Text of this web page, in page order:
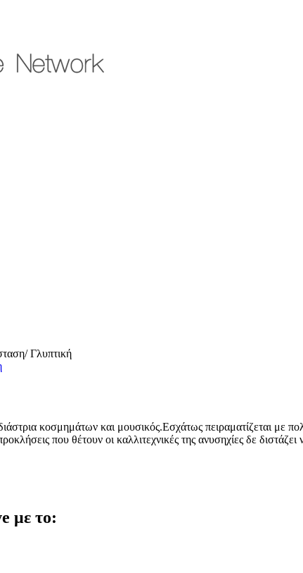
Γλυπτική
κοσμημάτων και μουσικός.Εσχάτως πειραματίζεται με
που θέτουν οι καλλιτεχνικές της ανυσηχίες δε
με το: